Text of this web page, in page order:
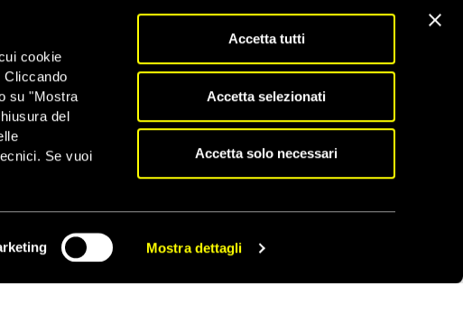
cookie
Cliccando
su "Mostra
del
Se vuoi
Mostra dettagli
Accetta tutti
Accetta selezionati
Accetta solo necessari
del minore durante i
CONDIVIDI